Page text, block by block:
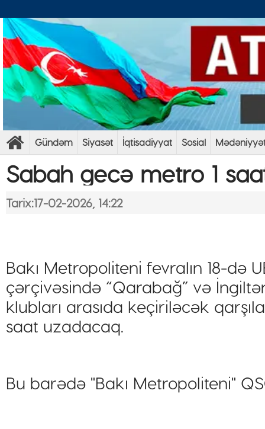
Gündəm Siyasət İqtisadiyyat Sosial
Sabah gecə metro 1
Tarix:17-02-2026, 14:22
Bakı Metropoliteni fevralın 18-də
çərçivəsində “Qarabağ” və
klubları arasıda keçiriləcək
saat uzadacaq.
Bu barədə "Bakı Metropoliteni"